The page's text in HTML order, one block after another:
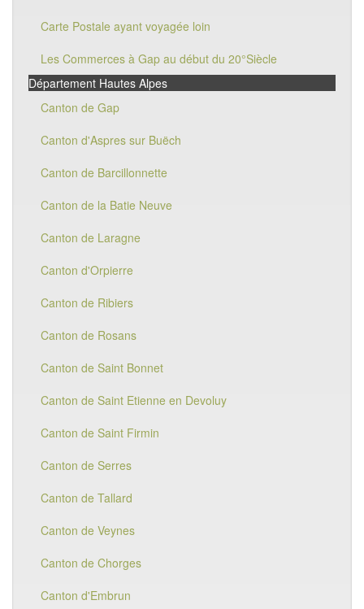
Carte Postale ayant voyagée loin
Les Commerces à Gap au début du 20°Siècle
Département Hautes Alpes
Canton de Gap
Canton d'Aspres sur Buëch
Canton de Barcillonnette
Canton de la Batie Neuve
Canton de Laragne
Canton d'Orpierre
Canton de Ribiers
Canton de Rosans
Canton de Saint Bonnet
Canton de Saint Etienne en Devoluy
Canton de Saint Firmin
Canton de Serres
Canton de Tallard
Canton de Veynes
Canton de Chorges
Canton d'Embrun